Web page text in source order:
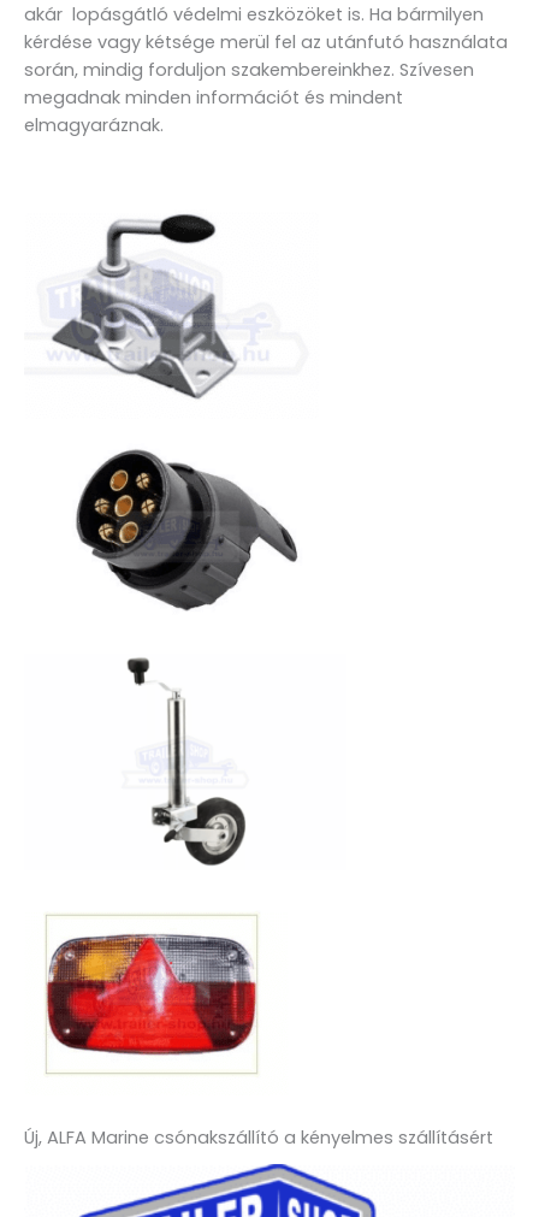
akár lopásgátló védelmi eszközöket is. Ha bármilyen
kérdése vagy kétsége merül fel az utánfutó használata
során, mindig forduljon szakembereinkhez. Szívesen
megadnak minden információt és mindent
elmagyaráznak.
Új, ALFA Marine csónakszállító a kényelmes szállításért